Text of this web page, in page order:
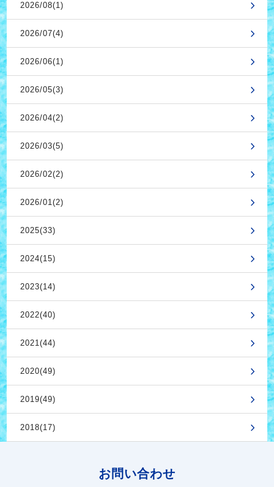
2026/08(1)
2026/07(4)
2026/06(1)
2026/05(3)
2026/04(2)
2026/03(5)
2026/02(2)
2026/01(2)
2025(33)
2024(15)
2023(14)
2022(40)
2021(44)
2020(49)
2019(49)
2018(17)
お問い合わせ